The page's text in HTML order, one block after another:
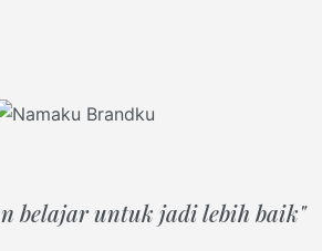
belajar untuk jadi lebih baik"